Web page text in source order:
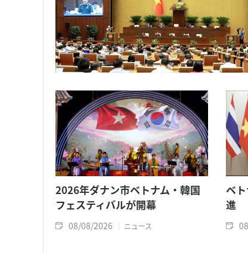
2026年ダナン市ベトナム・韓国
フェスティバルが開幕
08/08/2026 ニュース
ベ
進